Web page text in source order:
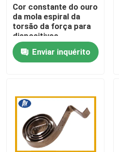
Contacte-nos
Peça umas citações
Mola espiral lisa
Mola espiral da torsão
Cor constante do ouro
da mola espiral da
torsão da força para
dispositivos
eletrónicos
Enviar inquérito